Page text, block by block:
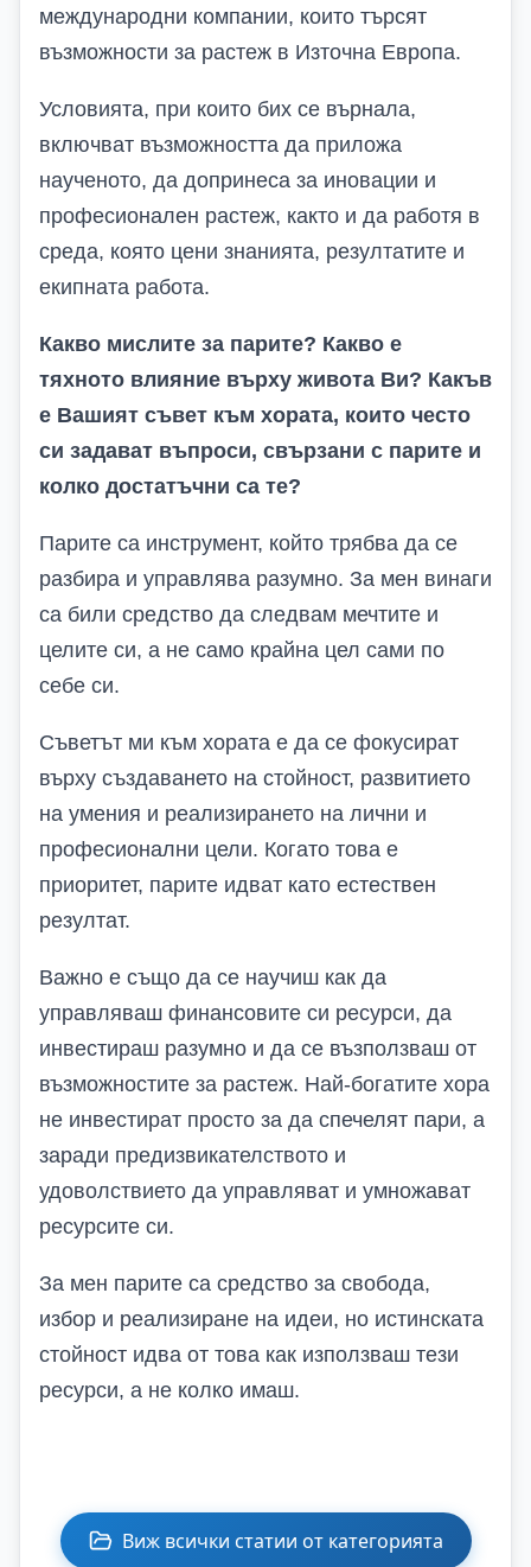
международни компании, които търсят
възможности за растеж в Източна Европа.
Условията, при които бих се върнала,
включват възможността да приложа
наученото, да допринеса за иновации и
професионален растеж, както и да работя в
среда, която цени знанията, резултатите и
екипната работа.
Какво мислите за парите? Какво е
тяхното влияние върху живота Ви? Какъв
е Вашият съвет към хората, които често
си задават въпроси, свързани с парите и
колко достатъчни са те?
Парите са инструмент, който трябва да се
разбира и управлява разумно. За мен винаги
са били средство да следвам мечтите и
целите си, а не само крайна цел сами по
себе си.
Съветът ми към хората е да се фокусират
върху създаването на стойност, развитието
на умения и реализирането на лични и
професионални цели. Когато това е
приоритет, парите идват като естествен
резултат.
Важно е също да се научиш как да
управляваш финансовите си ресурси, да
инвестираш разумно и да се възползваш от
възможностите за растеж. Най-богатите хора
не инвестират просто за да спечелят пари, а
заради предизвикателството и
удоволствието да управляват и умножават
ресурсите си.
За мен парите са средство за свобода,
избор и реализиране на идеи, но истинската
стойност идва от това как използваш тези
ресурси, а не колко имаш.
Виж всички статии от категорията